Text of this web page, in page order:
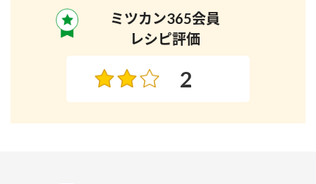
ミツカン365会員
レシピ評価
2